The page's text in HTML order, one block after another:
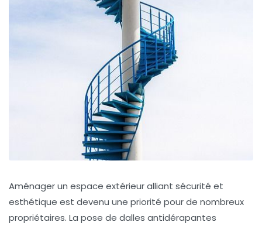
Aménager un espace extérieur alliant sécurité et
esthétique est devenu une priorité pour de nombreux
propriétaires. La pose de dalles antidérapantes